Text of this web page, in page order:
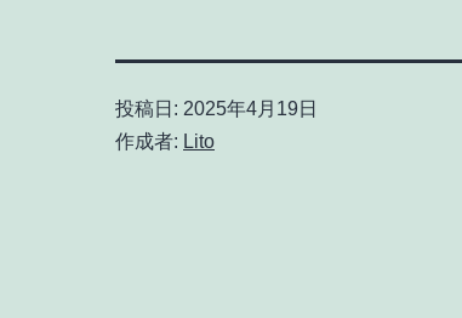
投稿日: 2025年4月19日
作成者: Lito